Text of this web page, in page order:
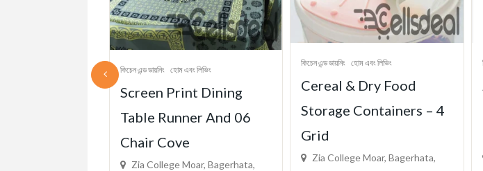
কিচেন এন্ড ডায়নিং হোম এবং লিভিং
Screen Print Dining
Table Runner And 06
Chair Cove
Zia College Moar, Bagerhata,
কিচেন এন্ড ডায়নিং হোম এবং লিভিং
Cereal & Dry Food
Storage Containers – 4
Grid
Zia College Moar, Bagerhata,